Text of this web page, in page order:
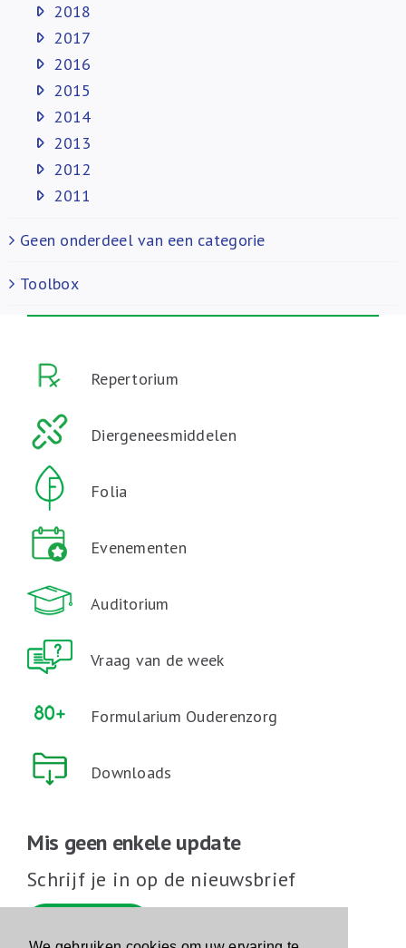
2018
2017
2016
2015
2014
2013
2012
2011
Geen onderdeel van een categorie
Toolbox
Repertorium
Diergeneesmiddelen
Folia
Evenementen
Auditorium
Vraag van de week
Formularium Ouderenzorg
Downloads
Mis geen enkele update
Schrijf je in op de nieuwsbrief